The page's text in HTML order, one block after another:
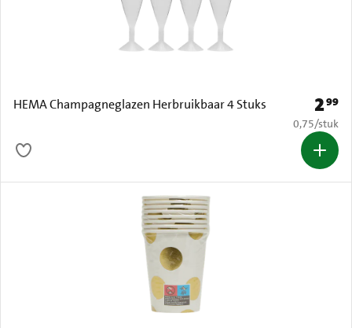
HEMA Champagneglazen Herbruikbaar 4 Stuks Prijs:
299
€ 0,75 per
0,75/stuk